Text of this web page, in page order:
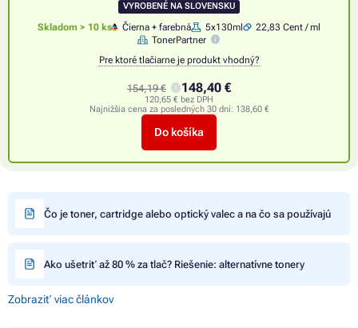
VYROBENÉ NA SLOVENSKU
Skladom > 10 ks Čierna + farebná 5x130ml
22,83 Cent / ml
TonerPartner
Pre ktoré tlačiarne je produkt vhodný?
154,19 € 148,40 €
120,65 € bez DPH
Najnižšia cena za posledných 30 dní: 138,60 €
Do košíka
Čo je toner, cartridge alebo optický valec a na čo sa používajú
Ako ušetriť až 80 % za tlač? Riešenie: alternatívne tonery
Zobraziť viac článkov